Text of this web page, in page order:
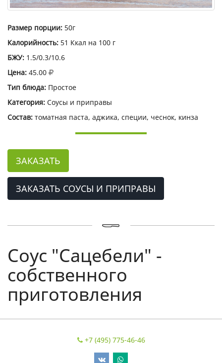
Размер порции: 50г
Калорийность: 51 Ккал на 100 г
БЖУ: 1.5/0.3/10.6
Цена: 45.00
Тип блюда: Простое
Категория: Соусы и приправы
Состав: томатная паста, аджика, специи, чеснок, кинза
ЗАКАЗАТЬ
ЗАКАЗАТЬ СОУСЫ И ПРИПРАВЫ
Соус "Сацебели" -
собственного
приготовления
+7 (495) 775-46-46